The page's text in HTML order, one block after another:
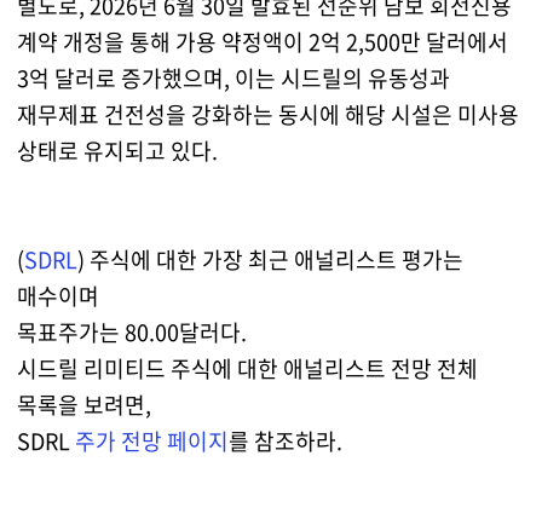
계약 개정을 통해 가용 약정액이 2억 2,500만 달러에서
3억 달러로 증가했으며, 이는 시드릴의 유동성과
재무제표 건전성을 강화하는 동시에 해당 시설은 미사용
상태로 유지되고 있다.
(SDRL) 주식에 대한 가장 최근 애널리스트 평가는
매수이며
목표주가는 80.00달러다.
시드릴 리미티드 주식에 대한 애널리스트 전망 전체
목록을 보려면,
SDRL주가 전망 페이지를 참조하라.